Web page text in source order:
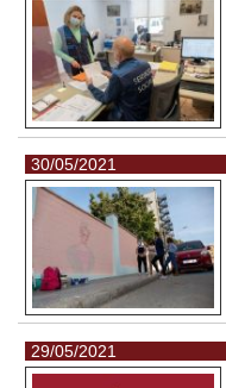
30/05/2021
29/05/2021